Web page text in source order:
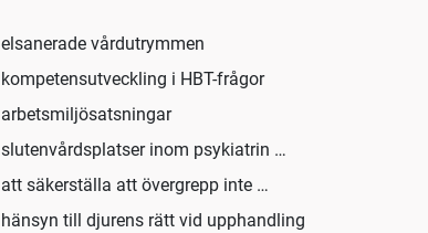
vårdutrymmen
i HBT-frågor
inom psykiatrin …
säkerställa att övergrepp inte …
till djurens rätt vid upphandling